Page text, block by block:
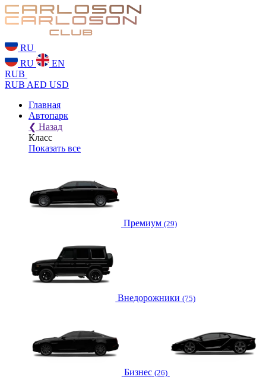
RU
RU
EN
RUB
RUB AED USD
Главная
Автопарк
❮ Назад
Класс
Показать все
Премиум (29)
Внедорожники (75)
Бизнес (26)